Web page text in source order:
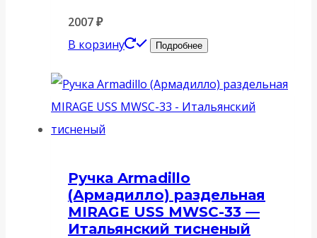
2007₽
В корзину
Подробнее
Ручка Armadillo
(Армадилло) раздельная
MIRAGE USS MWSC-33 —
Итальянский тисненый